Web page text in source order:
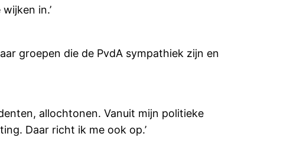
in.’
groepen die de PvdA sympathiek zijn en
allochtonen. Vanuit mijn politieke
Daar richt ik me ook op.’